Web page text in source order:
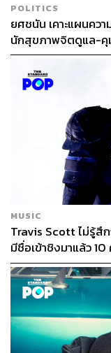
POLITICS
ยศชนัน เคาะแผนคว
นักสุขภาพจิตดูแล-คุ
MUSIC
Travis Scott ไม่รู้สึ
มีชื่อเข้าชิงมาแล้ว 10